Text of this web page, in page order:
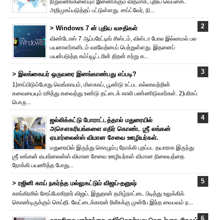
நிறுவனங்களையும் இணைக்கும் விதமாக, புதிய வெப்சைட்
அறிமுகப்படுத்தப் பட்டுள்ளது. சாப்ட்வேர், நி...
> Windows 7 ன் புதிய வசதிகள்
விண்டோஸ் 7 ஆப்பரேட்டிங் சிஸ்டம், விஸ்டா போல இல்லாமல் பல
பயனாளர்களிடம் வரவேற்பைப் பெற்றுள்ளது. இதனைப்
பயன்படுத்த கம்ப்யூட்டரின் திறன் சற்று க...
> இலங்கையர் ஒருவரை இனங்காண்பது எப்படி?
1)சாப்பிடும்போது வெங்காயம், மிளகாய், பூண்டு உட்பட எல்லாவற்றின்
சுவையையும் ரசித்து சுவைத்து உண்டு தட்டைக் காலி பண்ணிடுவார்கள். 2)பரிசுப்
பொரு...
ஜல்லிக்கட்டு போராட்டத்தால் மதுரையில்
அசௌகரியங்களை எதிர் கொண்ட ஶ்ரீ லங்கன்
ஏயார்லைன்ஸ் விமான சேவை ஊழியர்கள்.
மதுரையில் இருந்து கொழும்பு நோக்கி புறப்பட தயாராக இருந்து
ஶ்ரீ லங்கன் ஏயார்லைன்ஸ் விமான சேவை ஊழியர்கள் விமான நிலையத்தை
நோக்கி பயணித்த போது...
> ரஜினி காய் நகர்த்த மல்லுகட்டும் விஜய்-தனுஷ்
காங்கிரசில் சேரப்போகிறார் விஜய். இதுதான் தமிழ்நாட்டை பிடித்து உலுக்கிக்
கொண்டிருக்கும் செய்தி. வேட்டைக்காரன் ரிலீசுக்கு முன்பே இந்த வைபவம் ந...